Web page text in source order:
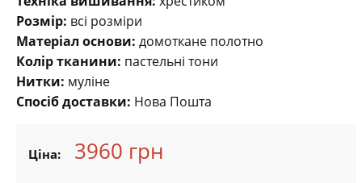
Розмір: всі розміри
Матеріал основи: домоткане полотно
Колір тканини: пастельні тони
Нитки: муліне
Спосіб доставки: Нова Пошта
Ціна: 3960 грн